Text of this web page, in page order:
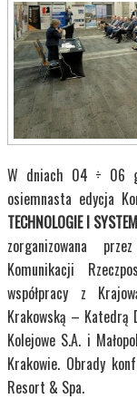
W dniach 04 ÷ 06
osiemnasta edycja
TECHNOLOGIE I
zorganizowana
Komunikacji
współpracy z
Krakowską – Katedrą
Kolejowe S.A. i
Krakowie. Obrady
Resort & Spa.